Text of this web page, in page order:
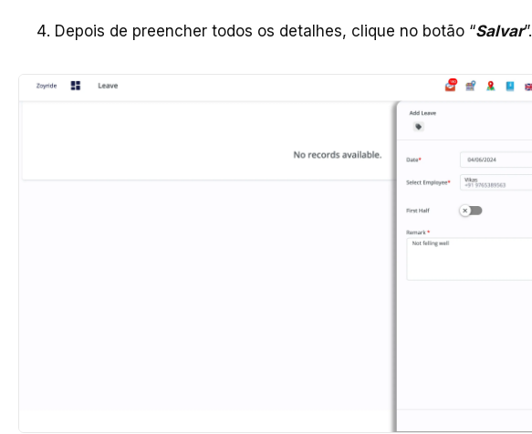
Depois de preencher todos os detalhes, clique no botão “Salvar”.